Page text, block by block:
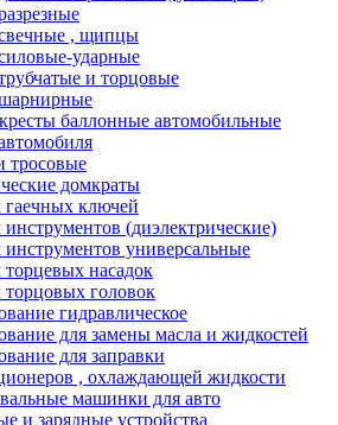
, щипцы
ударные
и торцовые
баллонные автомобильные
тросовые
домкраты
ключей
(диэлектрические)
универсальные
насадок
головок
гидравлическое
для замены масла и жидкостей
для заправки
, охлаждающей жидкости
машинки для авто
и зарядные устройства